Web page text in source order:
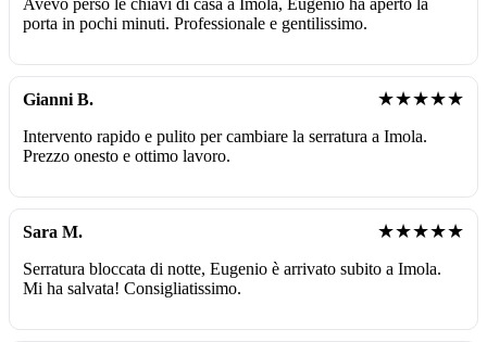
porta in pochi minuti. Professionale e gentilissimo.
Gianni B. ★★★★★
Intervento rapido e pulito per cambiare la serratura a Imola.
Prezzo onesto e ottimo lavoro.
Sara M. ★★★★★
Serratura bloccata di notte, Eugenio è arrivato subito a Imola.
Mi ha salvata! Consigliatissimo.